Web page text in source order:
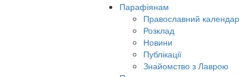
Парафіянам
Православний календар
Розклад
Новини
Публікації
Знайомство з Лаврою